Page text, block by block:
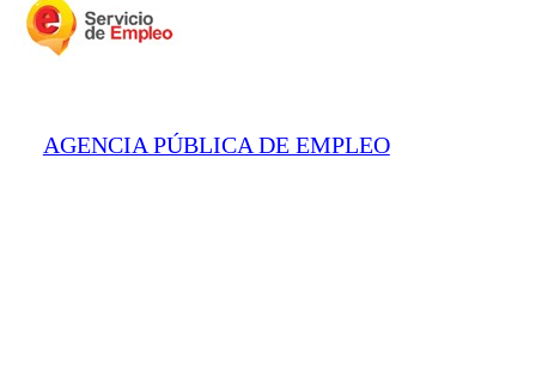
AGENCIA PÚBLICA DE EMPLEO